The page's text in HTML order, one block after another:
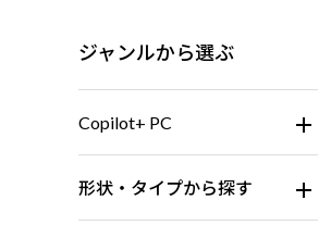
ジャンルから選ぶ
Copilot+ PC
形状・タイプから探す